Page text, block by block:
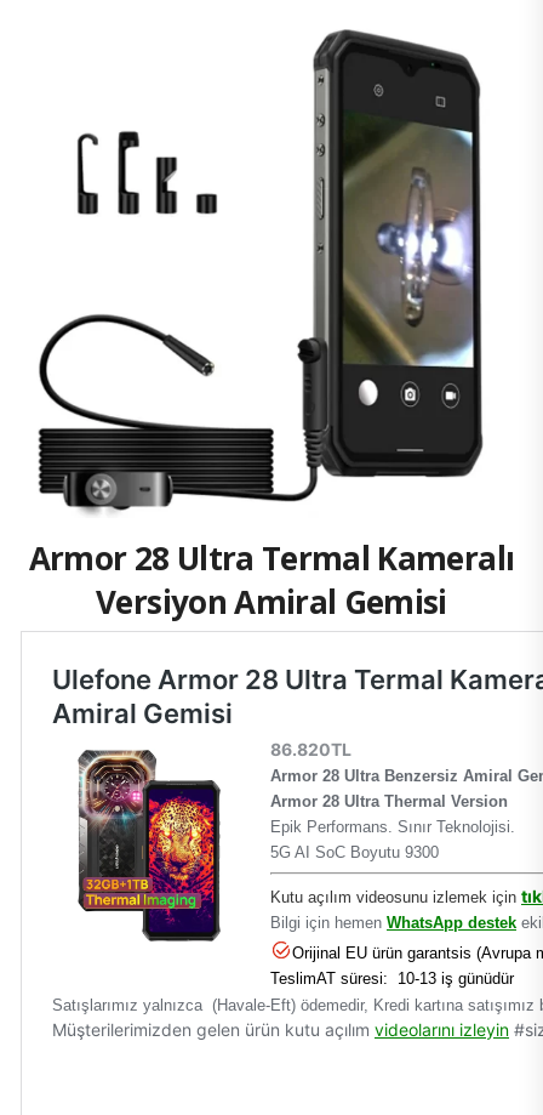
Armor 28 Ultra Termal Kameralı
Versiyon Amiral Gemisi